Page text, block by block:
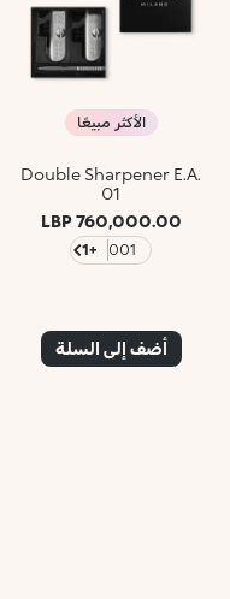
الأكثر مبيعًا
Double Sharpener E.A.
01
760,000.00 LBP
001
+1
أضف إلى السلة